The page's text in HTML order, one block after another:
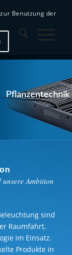
Pflanzentechnik
unsere Ambition
sind
Raumfahrt,
im Einsatz.
Produkte in
Benutzung der